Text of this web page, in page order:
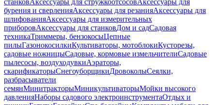
станковАксессуары для стружкоотсосовАксессуары для
бурения и сверленияАксессуары для резанияАксессуары для
шлифованияАксессуары для измерительных
приборовАксессуары для станковДом и садСадовая
техникаТриммеры, бензокосыЦепные
пилыГазонокосилкиКультиваторы, мотоблокиКусторезы,
садовые ножницыСадовые, кормовые измельчителиСадовые
пылесосы, воздуходувкиАэраторы,
скарификаторыСнегоуборщикиДровоколыСеялки,
разбрасыватели
семянМинитракторыМиникультиваторыМойки высокого
давленияНаборы садового электроинструментаОтдых и